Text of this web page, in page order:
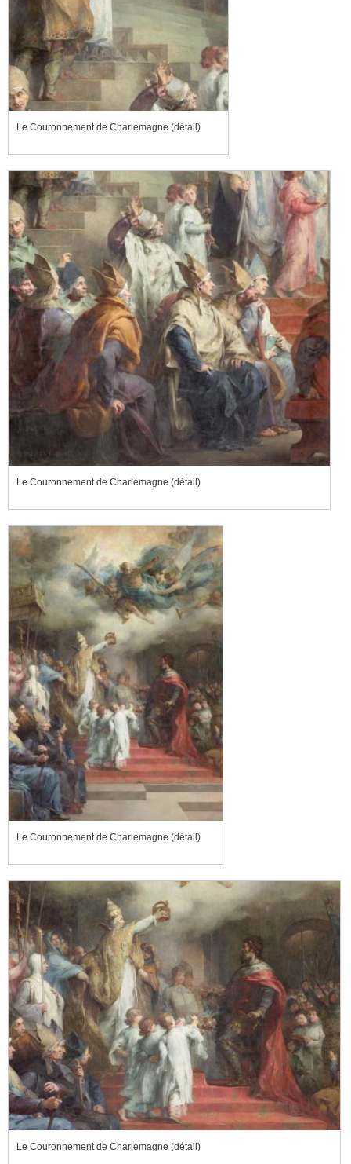
Le Couronnement de Charlemagne (détail)
Le Couronnement de Charlemagne (détail)
Le Couronnement de Charlemagne (détail)
Le Couronnement de Charlemagne (détail)